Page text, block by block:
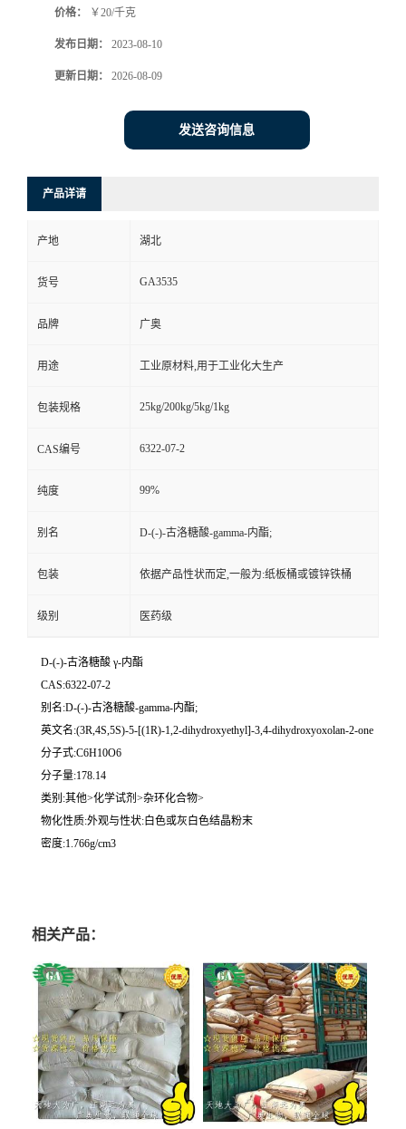
价格： ￥20/千克
发布日期： 2023-08-10
更新日期： 2026-08-09
发送咨询信息
产品详请
产地 湖北
货号 GA3535
品牌 广奥
用途 工业原材料,用于工业化大生产
包装规格 25kg/200kg/5kg/1kg
CAS编号 6322-07-2
纯度 99%
别名 D-(-)-古洛糖酸-gamma-内酯;
包装 依据产品性状而定,一般为:纸板桶或镀锌铁桶
级别 医药级
D-(-)-古洛糖酸 γ-内酯
CAS:6322-07-2
别名:D-(-)-古洛糖酸-gamma-内酯;
英文名:(3R,4S,5S)-5-[(1R)-1,2-dihydroxyethyl]-3,4-dihydroxyoxolan-2-one
分子式:C6H10O6
分子量:178.14
类别:其他>化学试剂>杂环化合物>
物化性质:外观与性状:白色或灰白色结晶粉末
密度:1.766g/cm3
相关产品：